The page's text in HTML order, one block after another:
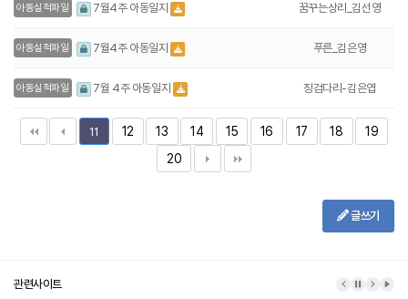
아동실적파일 7월4주 아동일지 꿈꾸는상리_김선영
아동실적파일 7월4주 아동일지 푸른_김은영
아동실적파일 7월 4주 아동일지 징검다리-김은엽
11 12 13 14 15 16 17 18
19
20
글쓰기
관련사이트